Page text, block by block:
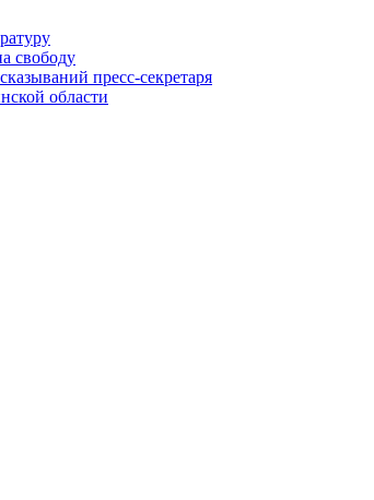
свободу
пресс-секретаря
области